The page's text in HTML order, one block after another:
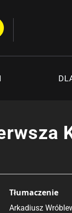
Tłumaczenie
Arkadiusz